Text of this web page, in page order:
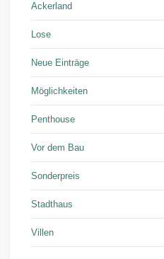
Ackerland
Lose
Neue Einträge
Möglichkeiten
Penthouse
Vor dem Bau
Sonderpreis
Stadthaus
Villen